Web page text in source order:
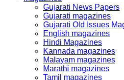
Gujarati News Papers
Gujarati magazines
Gujarati Old Issues
English magazines
Hindi Magazines
Kannada magazines
Malayam magazines
Marathi magazines
Tamil magazines